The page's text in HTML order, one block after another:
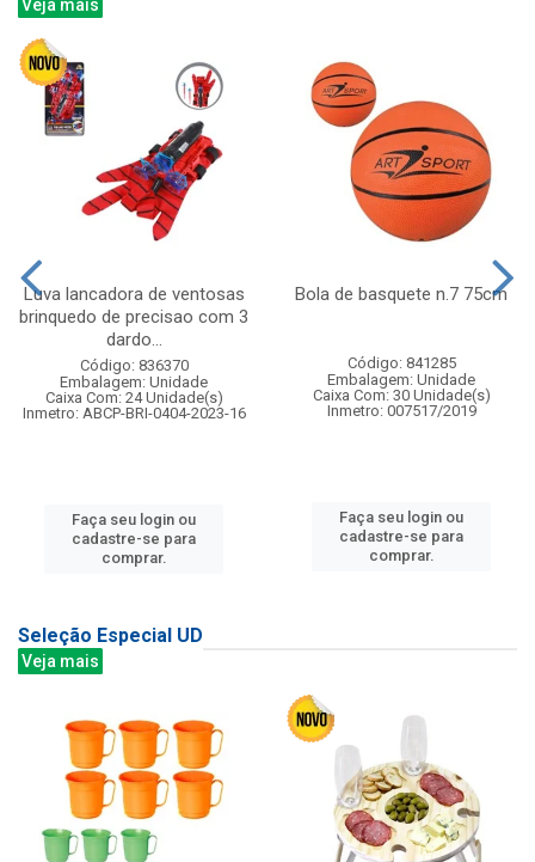
Veja mais
Luva lancadora de ventosas
brinquedo de precisao com 3
dardo...
Código: 836370
Embalagem: Unidade
Caixa Com: 24 Unidade(s)
Inmetro: ABCP-BRI-0404-2023-16
Faça seu login ou
cadastre-se para
comprar.
Bola de basquete n.7 75cm
Código: 841285
Embalagem: Unidade
Caixa Com: 30 Unidade(s)
Inmetro: 007517/2019
Faça seu login ou
cadastre-se para
comprar.
Seleção Especial UD
Veja mais